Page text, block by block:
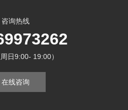
咨询热线
周日9:00- 19:00）
在线咨询